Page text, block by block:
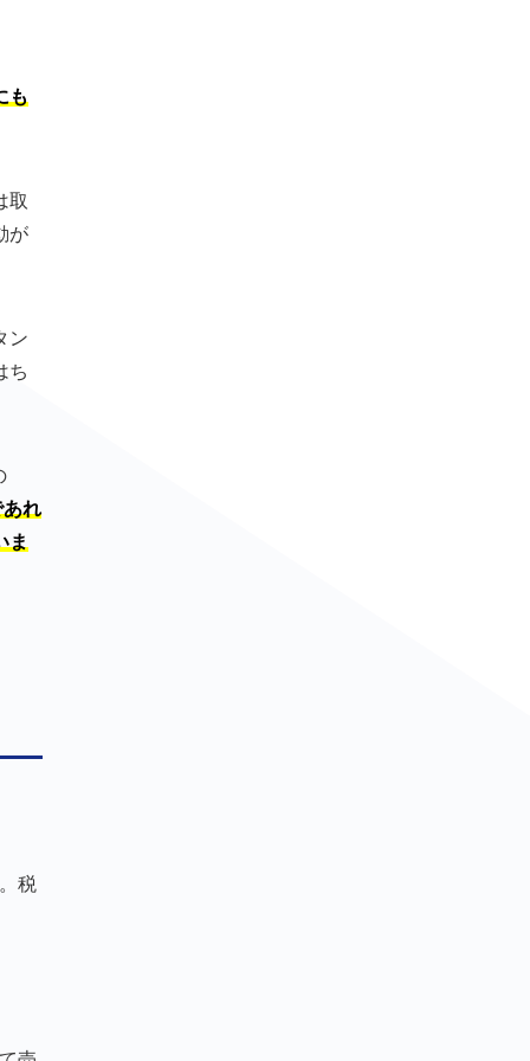
も
取
が
ン
ち
れ
ま
税